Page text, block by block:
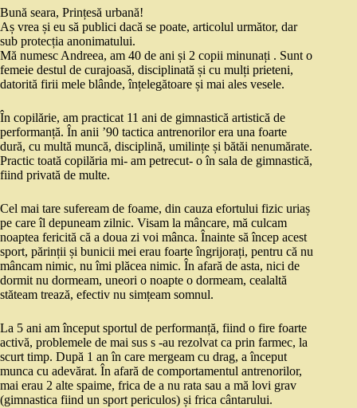
Bună seara, Prințesă urbană!
Aș vrea și eu să publici dacă se poate, articolul următor, dar
sub protecția anonimatului.
Mă numesc Andreea, am 40 de ani și 2 copii minunați . Sunt o
femeie destul de curajoasă, disciplinată și cu mulți prieteni,
datorită firii mele blânde, înțelegătoare și mai ales vesele.
În copilărie, am practicat 11 ani de gimnastică artistică de
performanță. În anii ’90 tactica antrenorilor era una foarte
dură, cu multă muncă, disciplină, umilințe și bătăi nenumărate.
Practic toată copilăria mi- am petrecut- o în sala de gimnastică,
fiind privată de multe.
Cel mai tare sufeream de foame, din cauza efortului fizic uriaș
pe care îl depuneam zilnic. Visam la mâncare, mă culcam
noaptea fericită că a doua zi voi mânca. Înainte să încep acest
sport, părinții și bunicii mei erau foarte îngrijorați, pentru că nu
mâncam nimic, nu îmi plăcea nimic. În afară de asta, nici de
dormit nu dormeam, uneori o noapte o dormeam, cealaltă
stăteam trează, efectiv nu simțeam somnul.
La 5 ani am început sportul de performanță, fiind o fire foarte
activă, problemele de mai sus s -au rezolvat ca prin farmec, la
scurt timp. După 1 an în care mergeam cu drag, a început
munca cu adevărat. În afară de comportamentul antrenorilor,
mai erau 2 alte spaime, frica de a nu rata sau a mă lovi grav
(gimnastica fiind un sport periculos) și frica cântarului.